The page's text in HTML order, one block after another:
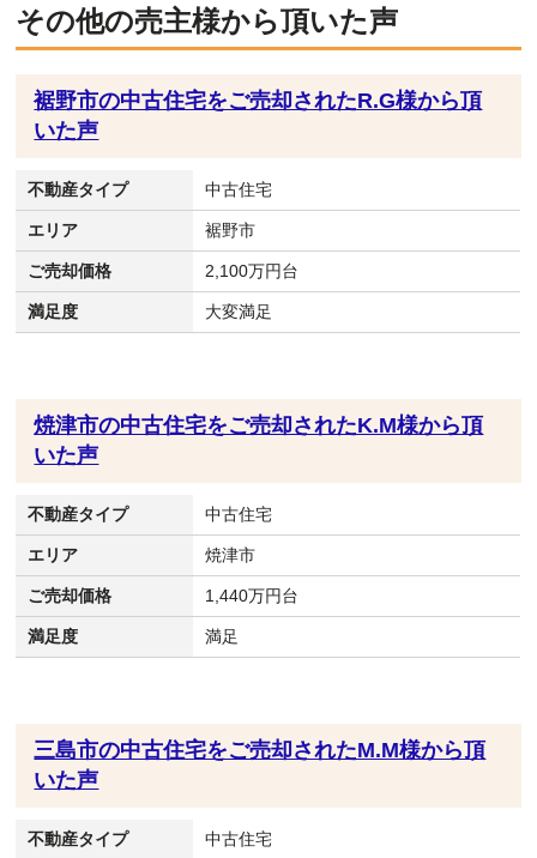
その他の売主様から頂いた声
裾野市の中古住宅をご売却されたR.G様から頂
いた声
不動産タイプ 中古住宅
エリア 裾野市
ご売却価格 2,100万円台
満足度 大変満足
焼津市の中古住宅をご売却されたK.M様から頂
いた声
不動産タイプ 中古住宅
エリア 焼津市
ご売却価格 1,440万円台
満足度 満足
三島市の中古住宅をご売却されたM.M様から頂
いた声
不動産タイプ 中古住宅